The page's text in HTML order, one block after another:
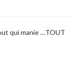
qui manie …TOUT